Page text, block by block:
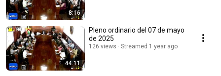
8:16
44:11
Pleno ordinario del 07 de mayo
de 2025
126 views Streamed 1 year ago